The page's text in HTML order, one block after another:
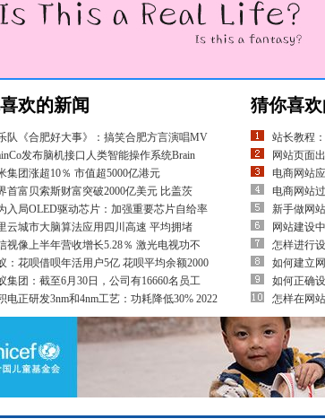
欢的新闻
队《合肥好大事》：搞笑合肥方言演唱MV
发布脑机接口人类智能操作系统Brain
集团涨超10％ 市值超5000亿港元
首富贝索斯财富突破2000亿美元 比盖茨
入局OLED驱动芯片：加强重要芯片自给率
云城市大脑算法应用四川高速 平均拥堵
视像上半年营收增长5.28％ 激光电视功不
：花呗借呗年活用户5亿 花呗平均余额2000
集团：截至6月30日，公司有16660名员工
电正研发3nm和4nm工艺：功耗降低30% 2022
猜你喜
站长教程
网站页面
电商网站
电商网站
新手做网
网站建设
怎样进行
如何建立
如何正确
怎样在网